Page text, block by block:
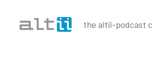
the altii-podcast